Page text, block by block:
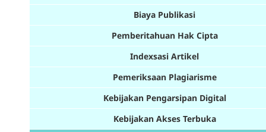
Biaya Publikasi
Pemberitahuan Hak Cipta
Indexsasi Artikel
Pemeriksaan Plagiarisme
Kebijakan Pengarsipan Digital
Kebijakan Akses Terbuka